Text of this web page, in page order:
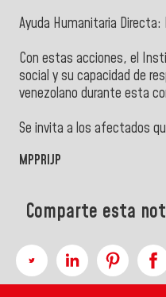
Ayuda Humanitaria
Con estas acciones, el
social y su capacidad de
venezolano durante esta
Se invita a los afectados
MPPRIJP
Comparte esta